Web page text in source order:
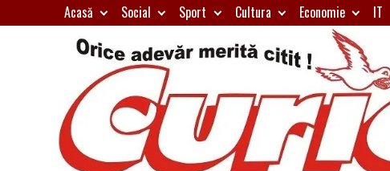
to
Acasă Social Sport Cultura Economie IT